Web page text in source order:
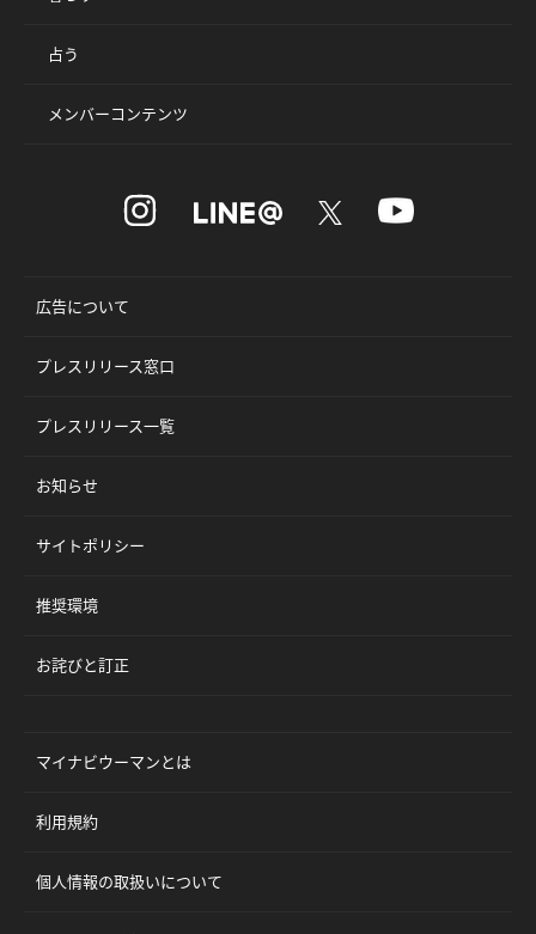
占う
メンバーコンテンツ
広告について
プレスリリース窓口
プレスリリース一覧
お知らせ
サイトポリシー
推奨環境
お詫びと訂正
マイナビウーマンとは
利用規約
個人情報の取扱いについて